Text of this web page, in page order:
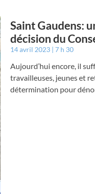
Saint Gaudens:
décision du
14 avril 2023 7 h 30
Aujourd’hui encore, il
travailleuses, jeunes et
détermination pour